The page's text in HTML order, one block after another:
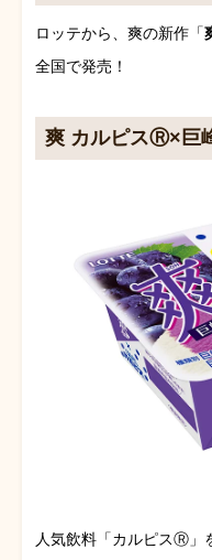
ロッテから、爽の新作「
全国で発売！
爽 カルピスⓇ×巨
人気飲料「カルピスⓇ」